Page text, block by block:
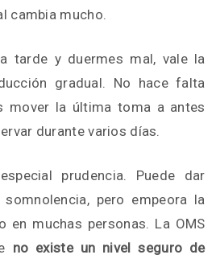
cambia mucho.
tarde y duermes mal, vale la
gradual. No hace falta
mover la última toma a antes
durante varios días.
prudencia. Puede dar
pero empeora la
en muchas personas. La OMS
no existe un nivel seguro de